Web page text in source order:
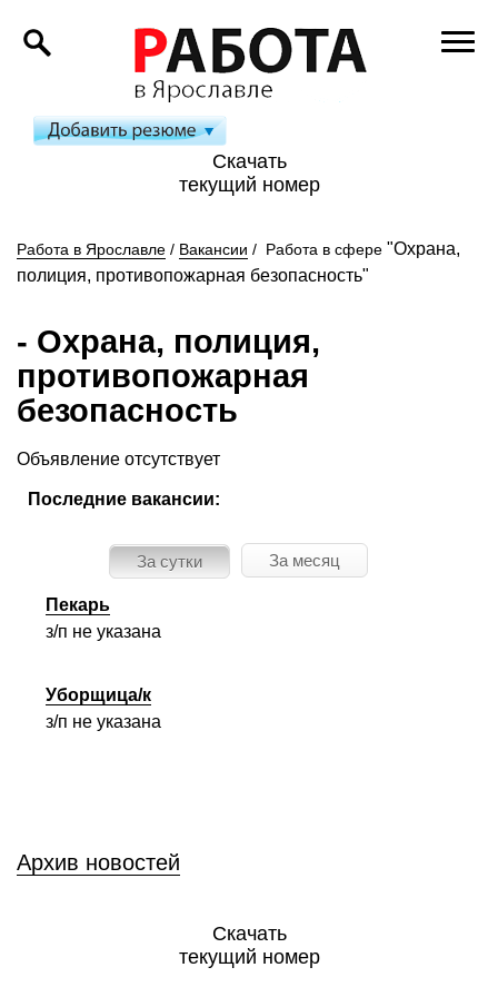
Скачать
текущий номер
Работа в Ярославле / Вакансии / Работа в сфере "Охрана,
полиция, противопожарная безопасность"
- Охрана, полиция,
противопожарная
безопасность
Объявление отсутствует
Последние вакансии:
За сутки За месяц
Пекарь
з/п не указана
Уборщица/к
з/п не указана
Архив новостей
Скачать
текущий номер